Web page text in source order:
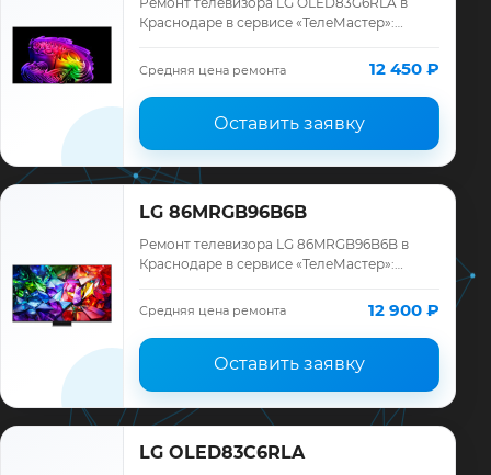
Краснодаре в сервисе «ТелеМастер»:
запчасти и гарантия до 12 месяцев.
Средняя цена ремонта 12 450 ₽
Оставить заявку
LG 86MRGB96B6B
Ремонт телевизора LG 86MRGB96B6B в
Краснодаре в сервисе «ТелеМастер»:
запчасти и гарантия до 12 месяцев.
Средняя цена ремонта 12 900 ₽
Оставить заявку
LG OLED83C6RLA